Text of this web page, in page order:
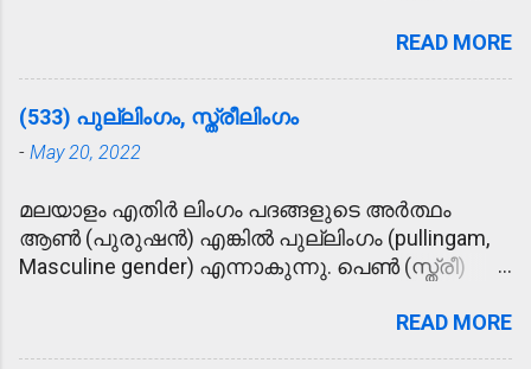
മോഹാലസ്യപ്പെടുക - മകന്റെ അപകട വാർത്ത
കേട്ട് അമ്മ മോഹാലസ്യപ്പെട്ടു. 3. ഹൃദയോന്നതി -
കൂട്ടുകാരുടെ ഹൃദയോന്നതി മൂലം രാമുവിന്
ഓട്ടമൽസരത്തിൽ സമ്മാനം കിട്ടിയ രാമുവിനെ
അമ്മ ആശ്ലേഷിച്ചു. 5. ജനസഹസ്രം - തൃശൂർ
പൂരത്തിന് ജനസഹസ്രങ്ങൾ സാക്ഷിയായി. 6.
കുറഞ്ഞതിൽ രാമു വ്യതിഥനായി. 7. പേടിച്ചരണ്ടു -
പോലീസിനെ കണ്ട കള്ളന്മാർ പേടിച്ചരണ്ട്
READ MORE
(533) പുല്ലിംഗം, സ്ത്രീലിംഗം
- May 20, 2022
മലയാളം എതിർ ലിംഗം പദങ്ങളുടെ അർത്ഥം
ആൺ (പുരുഷൻ) എങ്കിൽ പുല്ലിംഗം (pullingam,
Masculine gender) എന്നാകുന്നു. പെൺ (സ്ത്രീ)
feminine gender) ആകുന്നു. സ്‌ത്രീപുരുഷഭേദം
READ MORE